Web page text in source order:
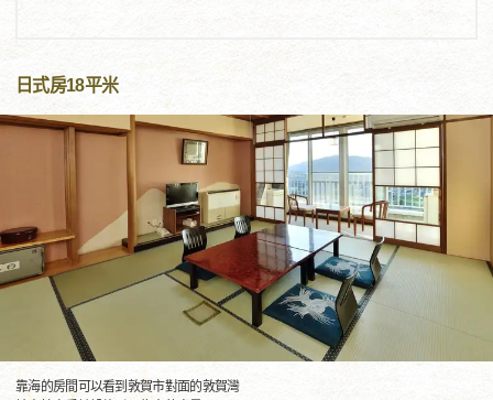
日式房18平米
靠海的房間可以看到敦賀市對面的敦賀灣